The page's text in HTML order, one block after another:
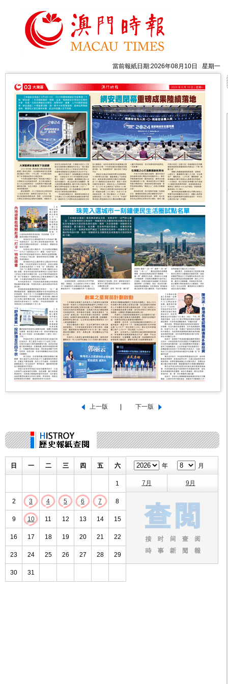
當前報紙日期:2026年08月10日 星期一
日 一 二 三 四 五 六
1
2 3 4 5 6 7 8
9 10 11 12 13 14 15
16 17 18 19 20 21 22
23 24 25 26 27 28 29
30 31
年 月
7月 9月